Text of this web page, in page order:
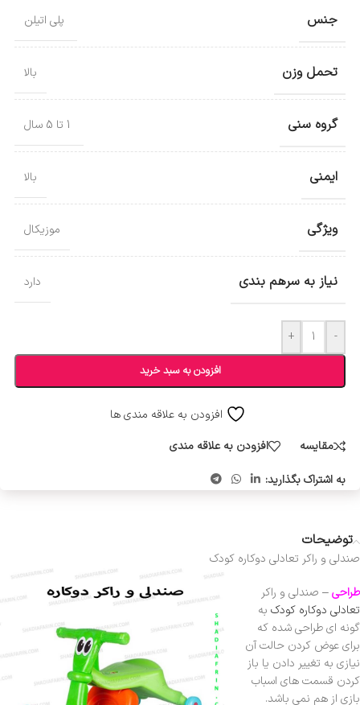
جنس پلی‌ اتیلن
تحمل وزن بالا
گروه سنی
ایمنی بالا
ویژگی موزیکال
نیاز به سرهم بندی دارد
-
+
افزودن به سبد خرید
افزودن به علاقه مندی ها
مقایسه
افزودن به علاقه مندی
به اشتراک بگذارید:
توضیحات
صندلی و راکر تعادلی دوکاره کودک
طراحی– صندلی و راکر
تعادلی دوکاره کودک به
گونه ای طراحی شده که
برای عوض کردن حالت آن
نیازی به تغییر دادن یا باز
کردن قسمت های اسباب
بازی از هم نمی باشد.